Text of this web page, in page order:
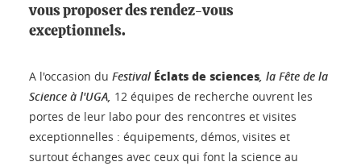
vous proposer des rendez-vous
exceptionnels.
A l'occasion du Festival Éclats de sciences, la Fête de la
Science à l'UGA, 12 équipes de recherche ouvrent les
portes de leur labo pour des rencontres et visites
exceptionnelles : équipements, démos, visites et
surtout échanges avec ceux qui font la science au